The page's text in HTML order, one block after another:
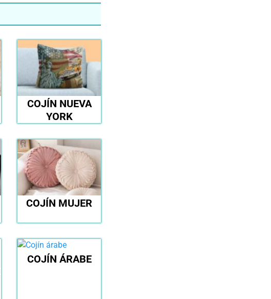
COJÍN NUEVA
YORK
COJÍN MUJER
COJÍN ÁRABE